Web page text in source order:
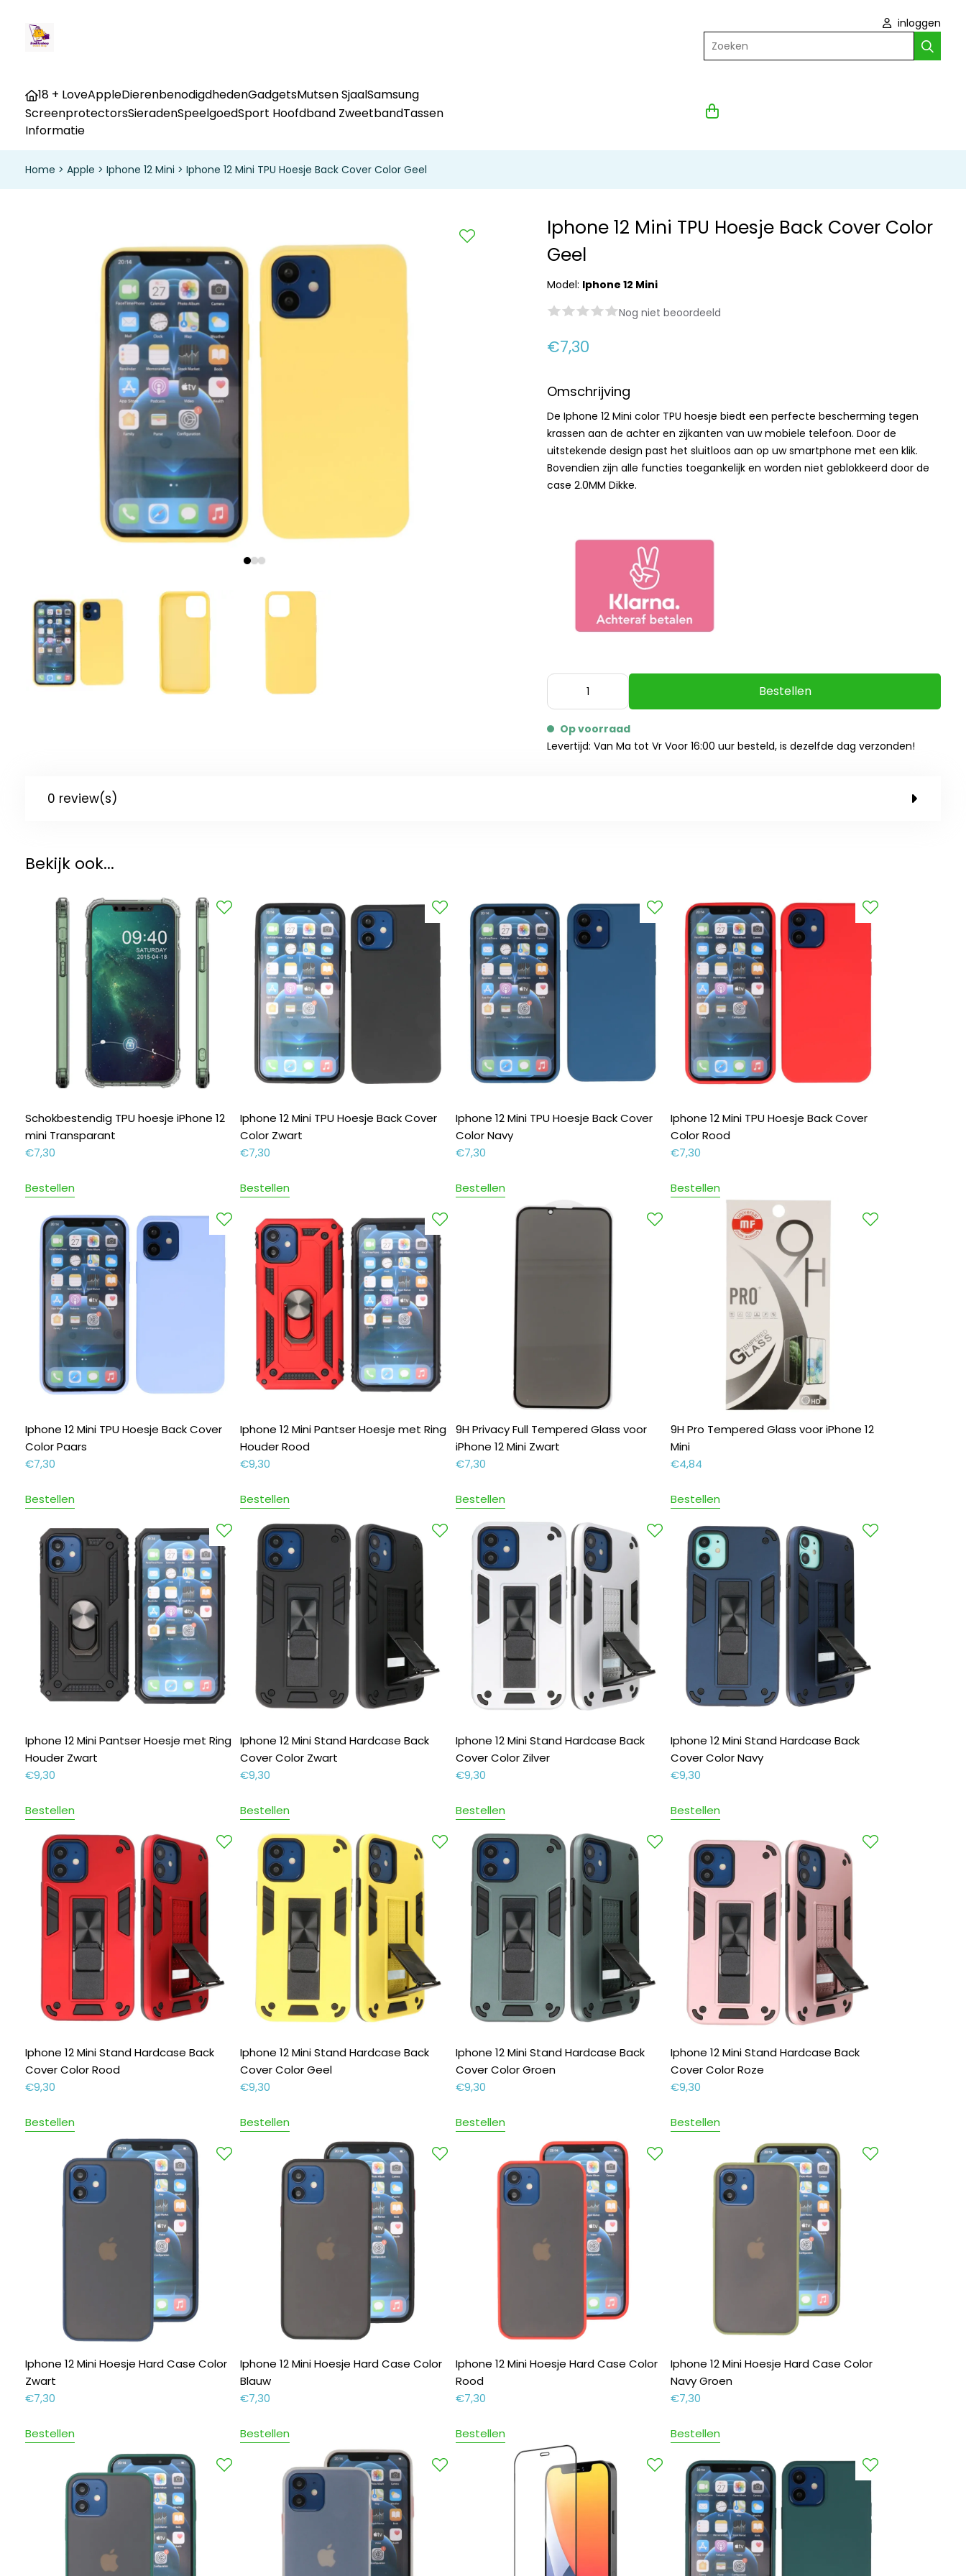
inloggen
Zoeken
18 + LoveAppleDierenbenodigdhedenGadgetsMutsen SjaalSamsung
ScreenprotectorsSieradenSpeelgoedSport Hoofdband ZweetbandTassen
Informatie
Home > Apple > Iphone 12 Mini > Iphone 12 Mini TPU Hoesje Back Cover Color Geel
Iphone 12 Mini TPU Hoesje Back Cover Color
Geel
Model: Iphone 12 Mini
Nog niet beoordeeld
€7,30
Omschrijving
De Iphone 12 Mini color TPU hoesje biedt een perfecte bescherming tegen
krassen aan de achter en zijkanten van uw mobiele telefoon. Door de
uitstekende design past het sluitloos aan op uw smartphone met een klik.
Bovendien zijn alle functies toegankelijk en worden niet geblokkeerd door de
case 2.0MM Dikke.
Bestellen
Op voorraad
Levertijd: Van Ma tot Vr Voor 16:00 uur besteld, is dezelfde dag verzonden!
0 review(s)
Bekijk ook...
Schokbestendig TPU hoesje iPhone 12
mini Transparant
€7,30
Bestellen
Iphone 12 Mini TPU Hoesje Back Cover
Color Zwart
€7,30
Bestellen
Iphone 12 Mini TPU Hoesje Back Cover
Color Navy
€7,30
Bestellen
Iphone 12 Mini TPU Hoesje Back Cover
Color Rood
€7,30
Bestellen
Iphone 12 Mini TPU Hoesje Back Cover
Color Paars
€7,30
Bestellen
Iphone 12 Mini Pantser Hoesje met Ring
Houder Rood
€9,30
Bestellen
9H Privacy Full Tempered Glass voor
iPhone 12 Mini Zwart
€7,30
Bestellen
9H Pro Tempered Glass voor iPhone 12
Mini
€4,84
Bestellen
Iphone 12 Mini Pantser Hoesje met Ring
Houder Zwart
€9,30
Bestellen
Iphone 12 Mini Stand Hardcase Back
Cover Color Zwart
€9,30
Bestellen
Iphone 12 Mini Stand Hardcase Back
Cover Color Zilver
€9,30
Bestellen
Iphone 12 Mini Stand Hardcase Back
Cover Color Navy
€9,30
Bestellen
Iphone 12 Mini Stand Hardcase Back
Cover Color Rood
€9,30
Bestellen
Iphone 12 Mini Stand Hardcase Back
Cover Color Geel
€9,30
Bestellen
Iphone 12 Mini Stand Hardcase Back
Cover Color Groen
€9,30
Bestellen
Iphone 12 Mini Stand Hardcase Back
Cover Color Roze
€9,30
Bestellen
Iphone 12 Mini Hoesje Hard Case Color
Zwart
€7,30
Bestellen
Iphone 12 Mini Hoesje Hard Case Color
Blauw
€7,30
Bestellen
Iphone 12 Mini Hoesje Hard Case Color
Rood
€7,30
Bestellen
Iphone 12 Mini Hoesje Hard Case Color
Navy Groen
€7,30
Bestellen